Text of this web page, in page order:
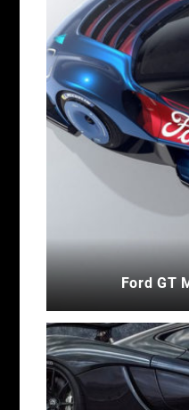
Ford GT